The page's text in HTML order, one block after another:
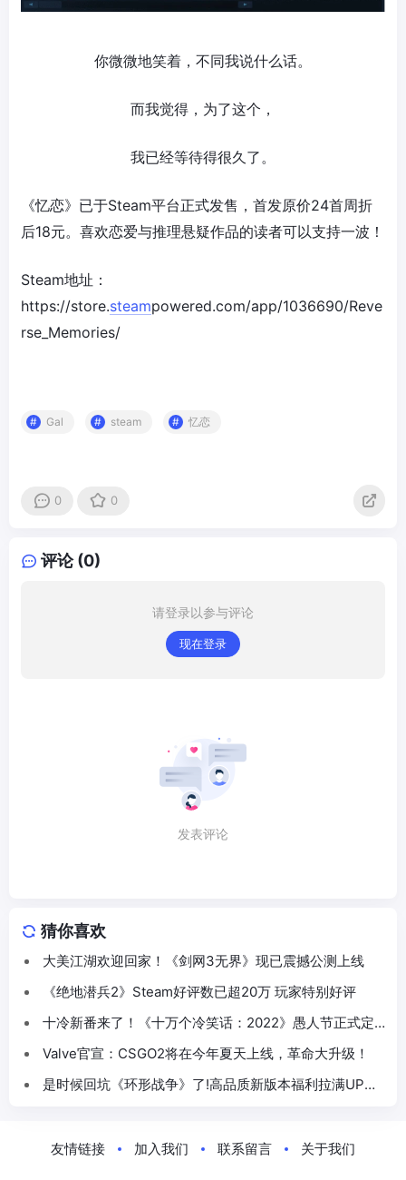
你微微地笑着，不同我说什么话。
而我觉得，为了这个，
我已经等待得很久了。
《忆恋》已于Steam平台正式发售，首发原价24首周折
后18元。喜欢恋爱与推理悬疑作品的读者可以支持一波！
Steam地址：
https://store.steampowered.com/app/1036690/Reve
rse_Memories/
Gal steam 忆恋
0 0
评论 (0)
请登录以参与评论
现在登录
发表评论
猜你喜欢
大美江湖欢迎回家！《剑网3无界》现已震撼公测上线
《绝地潜兵2》Steam好评数已超20万 玩家特别好评
十冷新番来了！《十万个冷笑话：2022》愚人节正式定
Valve官宣：CSGO2将在今年夏天上线，革命大升级！
是时候回坑《环形战争》了!高品质新版本福利拉满UP集
友情链接 加入我们 联系留言 关于我们